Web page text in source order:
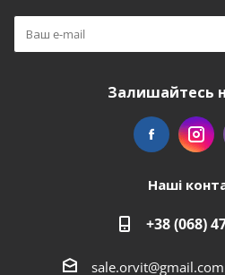
Залишайтесь
Наші
+38 (068)
sale.orvit@gmail.com